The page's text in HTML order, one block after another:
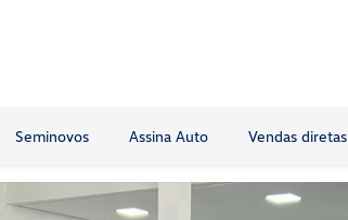
Seminovos Assina Auto Vendas diretas